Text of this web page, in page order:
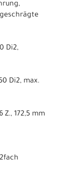
Di2,
Di2, max.
Z., 172,5 mm